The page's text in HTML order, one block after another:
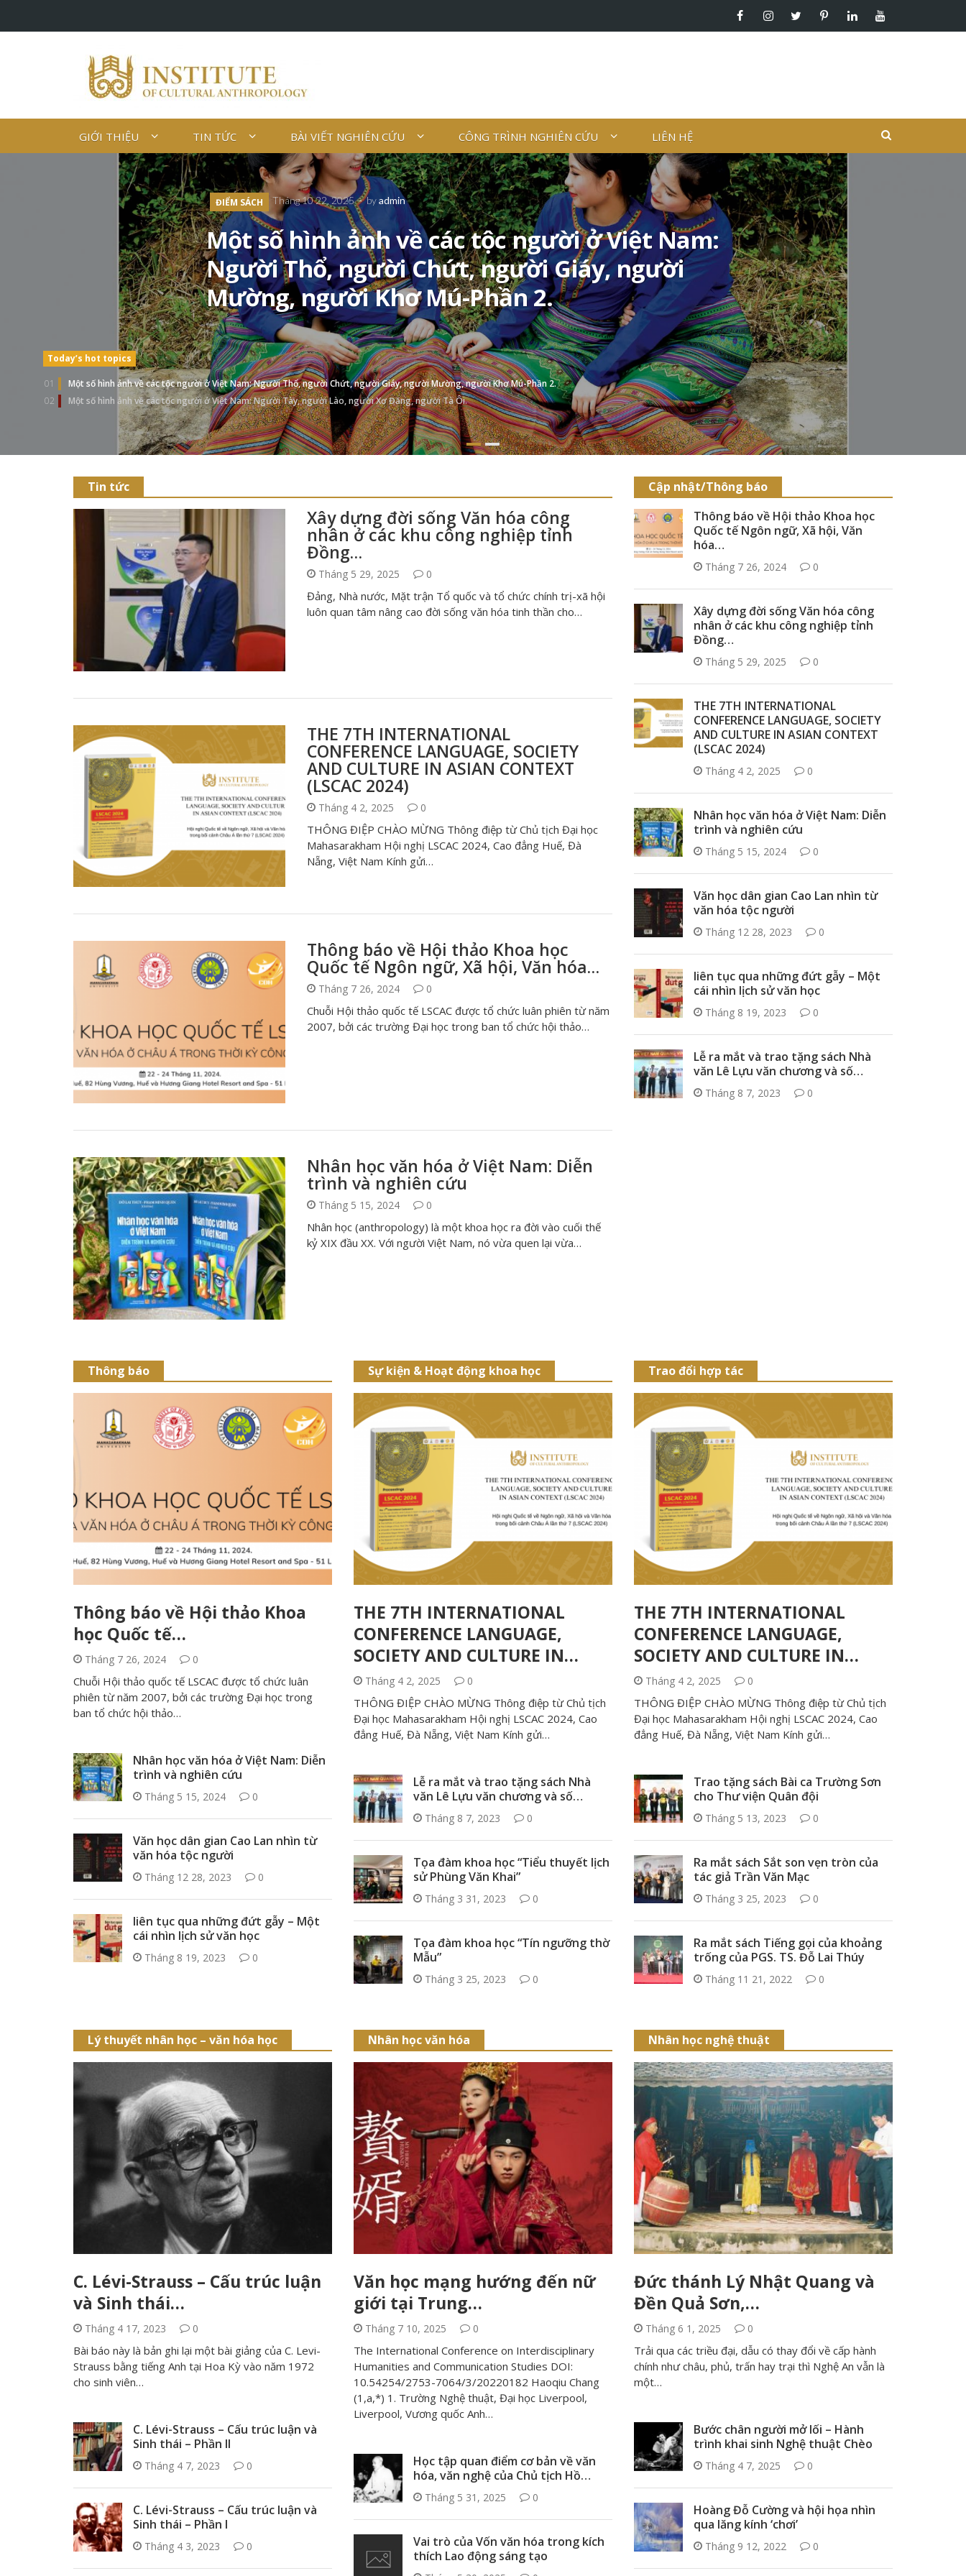
GIỚI THIỆU TIN TỨC BÀI VIẾT NGHIÊN CỨU CÔNG TRÌNH NGHIÊN CỨU LIÊN HỆ
ĐIỂM SÁCH Tháng 10 22, 2025-byadmin
Một số hình ảnh về các tộc người ở Việt Nam:
Người Thổ, người Chứt, người Giáy, người
Mường, người Khơ Mú-Phần 2.
Today’s hot topics
01
Một số hình ảnh về các tộc người ở Việt Nam: Người Thổ, người Chứt, người Giáy, người Mường, người Khơ Mú-Phần 2.
02
Một số hình ảnh về các tộc người ở Việt Nam: Người Tày, người Lào, người Xơ Đăng, người Tà Ôi.
Tin tức
Xây dựng đời sống Văn hóa công
nhân ở các khu công nghiệp tỉnh
Đồng…
Tháng 5 29, 2025 0
Đảng, Nhà nước, Mặt trận Tổ quốc và tổ chức chính trị-xã hội
luôn quan tâm nâng cao đời sống văn hóa tinh thần cho…
THE 7TH INTERNATIONAL
CONFERENCE LANGUAGE, SOCIETY
AND CULTURE IN ASIAN CONTEXT
(LSCAC 2024)
Tháng 4 2, 2025 0
THÔNG ĐIỆP CHÀO MỪNG Thông điệp từ Chủ tịch Đại học
Mahasarakham Hội nghị LSCAC 2024, Cao đẳng Huế, Đà
Nẵng, Việt Nam Kính gửi…
Thông báo về Hội thảo Khoa học
Quốc tế Ngôn ngữ, Xã hội, Văn hóa…
Tháng 7 26, 2024 0
Chuỗi Hội thảo quốc tế LSCAC được tổ chức luân phiên từ năm
2007, bởi các trường Đại học trong ban tổ chức hội thảo…
Nhân học văn hóa ở Việt Nam: Diễn
trình và nghiên cứu
Tháng 5 15, 2024 0
Nhân học (anthropology) là một khoa học ra đời vào cuối thế
kỷ XIX đầu XX. Với người Việt Nam, nó vừa quen lại vừa…
Cập nhật/Thông báo
Thông báo về Hội thảo Khoa học
Quốc tế Ngôn ngữ, Xã hội, Văn
hóa…
Tháng 7 26, 2024 0
Xây dựng đời sống Văn hóa công
nhân ở các khu công nghiệp tỉnh
Đồng…
Tháng 5 29, 2025 0
THE 7TH INTERNATIONAL
CONFERENCE LANGUAGE, SOCIETY
AND CULTURE IN ASIAN CONTEXT
(LSCAC 2024)
Tháng 4 2, 2025 0
Nhân học văn hóa ở Việt Nam: Diễn
trình và nghiên cứu
Tháng 5 15, 2024 0
Văn học dân gian Cao Lan nhìn từ
văn hóa tộc người
Tháng 12 28, 2023 0
liên tục qua những đứt gẫy – Một
cái nhìn lịch sử văn học
Tháng 8 19, 2023 0
Lễ ra mắt và trao tặng sách Nhà
văn Lê Lựu văn chương và số…
Tháng 8 7, 2023 0
Thông báo
Thông báo về Hội thảo Khoa
học Quốc tế…
Tháng 7 26, 2024 0
Chuỗi Hội thảo quốc tế LSCAC được tổ chức luân
phiên từ năm 2007, bởi các trường Đại học trong
ban tổ chức hội thảo…
Nhân học văn hóa ở Việt Nam: Diễn
trình và nghiên cứu
Tháng 5 15, 2024 0
Văn học dân gian Cao Lan nhìn từ
văn hóa tộc người
Tháng 12 28, 2023 0
liên tục qua những đứt gẫy – Một
cái nhìn lịch sử văn học
Tháng 8 19, 2023 0
Sự kiện & Hoạt động khoa học
THE 7TH INTERNATIONAL
CONFERENCE LANGUAGE,
SOCIETY AND CULTURE IN…
Tháng 4 2, 2025 0
THÔNG ĐIỆP CHÀO MỪNG Thông điệp từ Chủ tịch
Đại học Mahasarakham Hội nghị LSCAC 2024, Cao
đẳng Huế, Đà Nẵng, Việt Nam Kính gửi…
Lễ ra mắt và trao tặng sách Nhà
văn Lê Lựu văn chương và số…
Tháng 8 7, 2023 0
Tọa đàm khoa học “Tiểu thuyết lịch
sử Phùng Văn Khai”
Tháng 3 31, 2023 0
Tọa đàm khoa học “Tín ngưỡng thờ
Mẫu”
Tháng 3 25, 2023 0
Trao đổi hợp tác
THE 7TH INTERNATIONAL
CONFERENCE LANGUAGE,
SOCIETY AND CULTURE IN…
Tháng 4 2, 2025 0
THÔNG ĐIỆP CHÀO MỪNG Thông điệp từ Chủ tịch
Đại học Mahasarakham Hội nghị LSCAC 2024, Cao
đẳng Huế, Đà Nẵng, Việt Nam Kính gửi…
Trao tặng sách Bài ca Trường Sơn
cho Thư viện Quân đội
Tháng 5 13, 2023 0
Ra mắt sách Sắt son vẹn tròn của
tác giả Trần Văn Mạc
Tháng 3 25, 2023 0
Ra mắt sách Tiếng gọi của khoảng
trống của PGS. TS. Đỗ Lai Thúy
Tháng 11 21, 2022 0
Lý thuyết nhân học – văn hóa học
C. Lévi-Strauss – Cấu trúc luận
và Sinh thái…
Tháng 4 17, 2023 0
Bài báo này là bản ghi lại một bài giảng của C. Levi-
Strauss bằng tiếng Anh tại Hoa Kỳ vào năm 1972
cho sinh viên…
C. Lévi-Strauss – Cấu trúc luận và
Sinh thái – Phần II
Tháng 4 7, 2023 0
C. Lévi-Strauss – Cấu trúc luận và
Sinh thái – Phần I
Tháng 4 3, 2023 0
Nhân học văn hóa
Văn học mạng hướng đến nữ
giới tại Trung…
Tháng 7 10, 2025 0
The International Conference on Interdisciplinary
Humanities and Communication Studies DOI:
10.54254/2753-7064/3/20220182 Haoqiu Chang
(1,a,*) 1. Trường Nghệ thuật, Đại học Liverpool,
Liverpool, Vương quốc Anh…
Học tập quan điểm cơ bản về văn
hóa, văn nghệ của Chủ tịch Hồ…
Tháng 5 31, 2025 0
Vai trò của Vốn văn hóa trong kích
thích Lao động sáng tạo
Nhân học nghệ thuật
Đức thánh Lý Nhật Quang và
Đền Quả Sơn,…
Tháng 6 1, 2025 0
Trải qua các triều đại, dẫu có thay đổi về cấp hành
chính như châu, phủ, trấn hay trại thì Nghệ An vẫn là
một…
Bước chân người mở lối – Hành
trình khai sinh Nghệ thuật Chèo
Tháng 4 7, 2025 0
Hoàng Đỗ Cường và hội họa nhìn
qua lăng kính ‘chơi’
Tháng 9 12, 2022 0